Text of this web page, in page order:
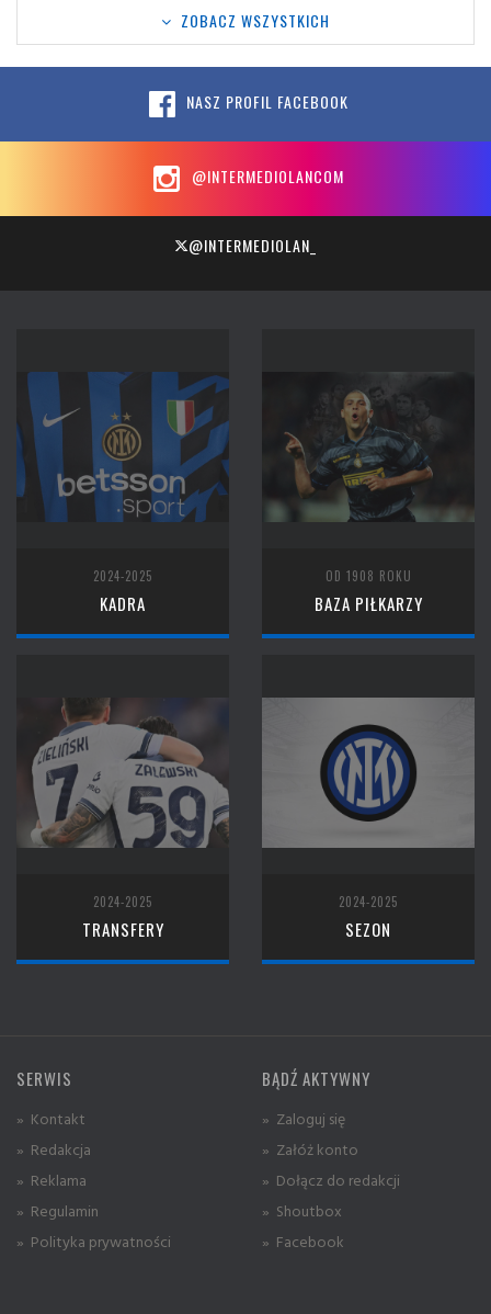
ZOBACZ WSZYSTKICH
NASZ PROFIL FACEBOOK
@INTERMEDIOLANCOM
@INTERMEDIOLAN_
2024-2025
KADRA
OD 1908 ROKU
BAZA PIŁKARZY
2024-2025
TRANSFERY
2024-2025
SEZON
SERWIS
» Kontakt
» Redakcja
» Reklama
» Regulamin
» Polityka prywatności
BĄDŹ AKTYWNY
» Zaloguj się
» Załóż konto
» Dołącz do redakcji
» Shoutbox
» Facebook